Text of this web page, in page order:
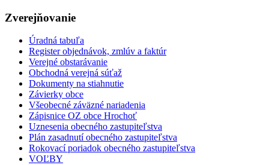
Zverejňovanie
Úradná tabuľa
Register objednávok, zmlúv a faktúr
Verejné obstarávanie
Obchodná verejná súťaž
Dokumenty na stiahnutie
Závierky obce
Všeobecné záväzné nariadenia
Zápisnice OZ obce Hrochoť
Uznesenia obecného zastupiteľstva
Plán zasadnutí obecného zastupiteľstva
Rokovací poriadok obecného zastupiteľstva
VOĽBY